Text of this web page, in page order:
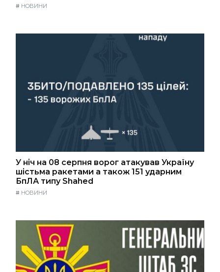
# НОВИНИ
У ніч на 08 серпня ворог атакував Україну
шістьма ракетами а також 151 ударним
БпЛА типу Shahed
# НОВИНИ